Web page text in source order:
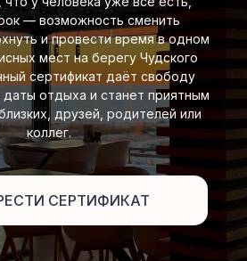
СЕРТИФИКАТ
— возможность сменить
и провести время в одном
мест на берегу Чудского
сертификат даёт свободу
отдыха и станет приятным
друзей, родителей или
коллег.